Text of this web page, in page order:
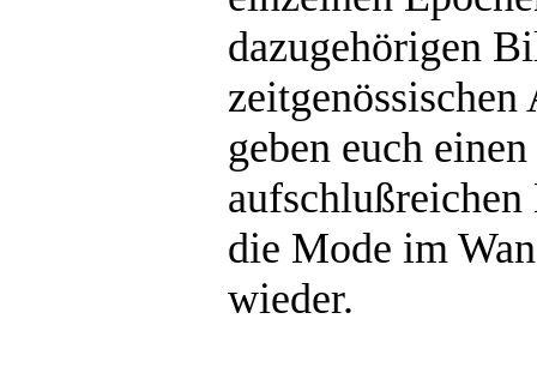
dazugehörigen
geben euch einen
die Mode im
wieder.